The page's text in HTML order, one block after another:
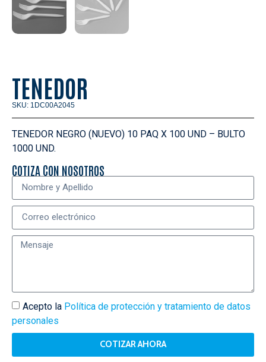
TENEDOR
SKU: 1DC00A2045
TENEDOR NEGRO (NUEVO) 10 PAQ X 100 UND – BULTO
1000 UND.
COTIZA CON NOSOTROS
Acepto la Política de protección y tratamiento de datos
personales
COTIZAR AHORA